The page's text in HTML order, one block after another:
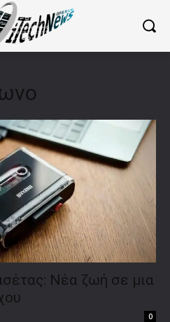
Nέα ζωή σε μια
0